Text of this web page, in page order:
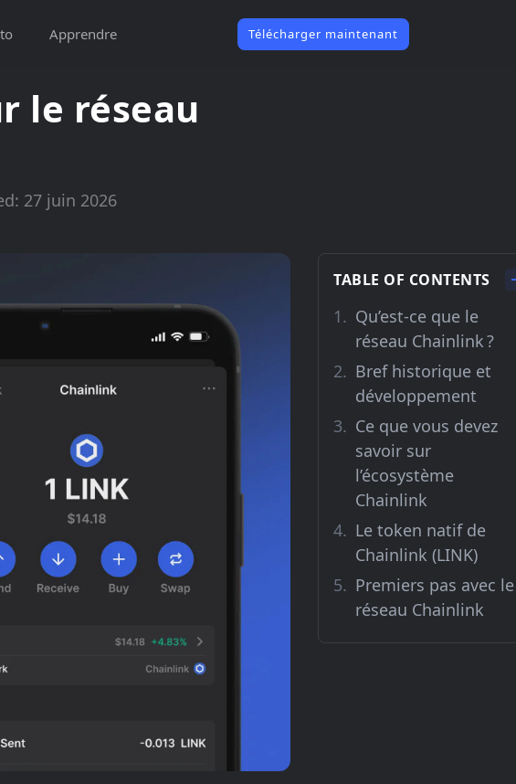
Apprendre Télécharger maintenant
le réseau
27 juin 2026
TABLE OF CONTENTS
Qu’est-ce que le
réseau Chainlink ?
Bref historique et
développement
Ce que vous devez
savoir sur
l’écosystème
Chainlink
Le token natif de
Chainlink (LINK)
Premiers pas avec le
réseau Chainlink